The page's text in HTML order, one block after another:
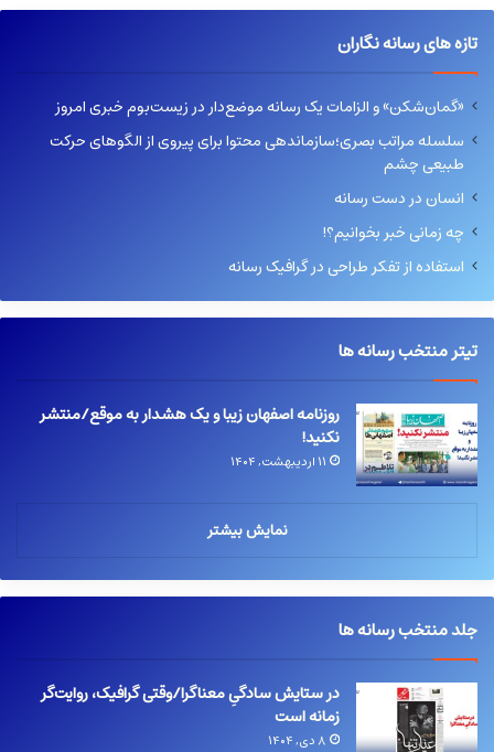
تازه های رسانه نگاران
«گمان‌شکن» و الزامات یک رسانه موضع‌دار در زیست‌بوم خبری امروز
سلسله مراتب بصری؛سازماندهی محتوا برای پیروی از الگوهای حرکت
طبیعی چشم
انسان در دست رسانه
چه زمانی خبر بخوانیم؟!
استفاده از تفکر طراحی در گرافیک رسانه
تیتر منتخب رسانه ها
روزنامه اصفهان زیبا و یک هشدار به موقع/منتشر
نکنید!
۱۱ اردیبهشت, ۱۴۰۴
نمایش بیشتر
جلد منتخب رسانه ها
در ستایش سادگیِ معناگرا/وقتی گرافیک، روایت‌گر
زمانه است
۸ دی, ۱۴۰۴